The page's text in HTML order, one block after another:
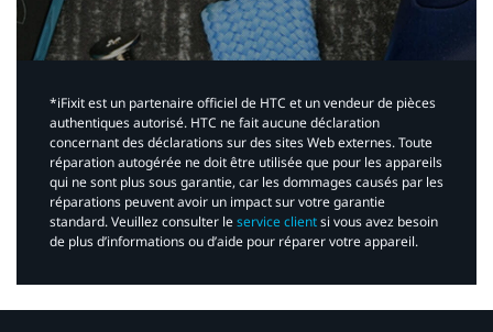
*iFixit est un partenaire officiel de HTC et un vendeur de pièces
authentiques autorisé. HTC ne fait aucune déclaration
concernant des déclarations sur des sites Web externes. Toute
réparation autogérée ne doit être utilisée que pour les appareils
qui ne sont plus sous garantie, car les dommages causés par les
réparations peuvent avoir un impact sur votre garantie
standard. Veuillez consulter leservice clientsi vous avez besoin
de plus d’informations ou d’aide pour réparer votre appareil.​